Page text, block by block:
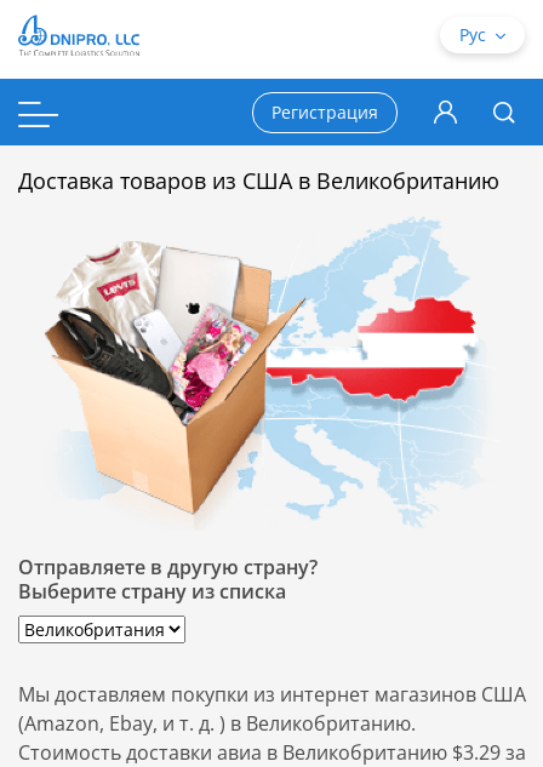
Доставка товаров из США в Великобританию
Отправляете в другую страну?
Выберите страну из списка
Мы доставляем покупки из интернет магазинов США
(Amazon, Ebay, и т. д. ) в Великобританию.
Стоимость доставки авиа в Великобританию $3.29 за
Рус
Регистрация